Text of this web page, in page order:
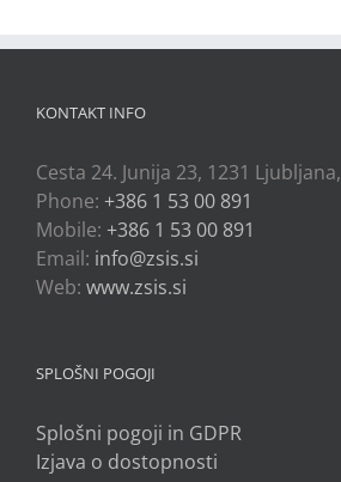
KONTAKT INFO
Cesta 24. Junija 23, 1231 Ljubljana,
Phone: +386 1 53 00 891
Mobile: +386 1 53 00 891
Email: info@zsis.si
Web: www.zsis.si
SPLOŠNI POGOJI
Splošni pogoji in GDPR
Izjava o dostopnosti